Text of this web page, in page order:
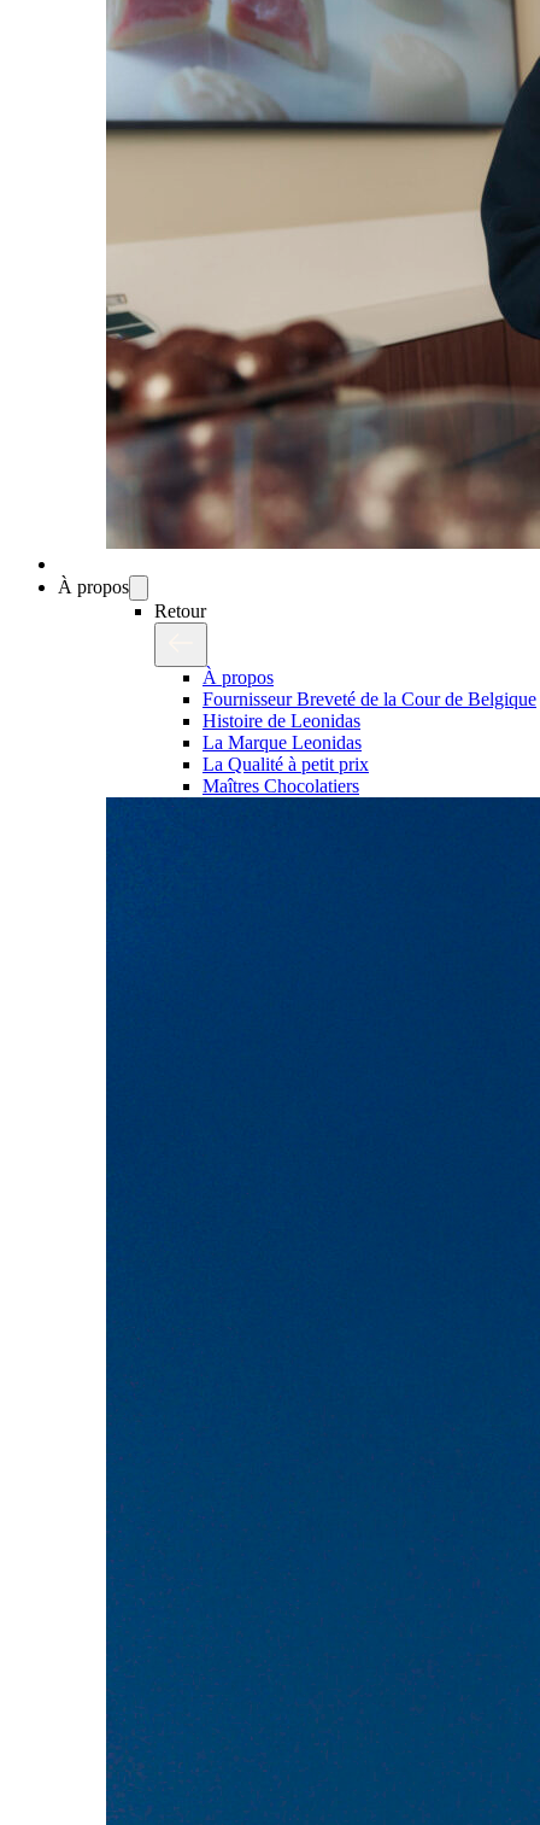
À propos
Retour
À propos
Fournisseur Breveté de la Cour de Belgique
Histoire de Leonidas
La Marque Leonidas
La Qualité à petit prix
Maîtres Chocolatiers